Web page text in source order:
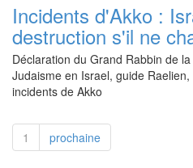
Incidents d'Akko :
destruction s'il ne
Déclaration du Grand Rabbin de
Judaisme en Israel, guide
incidents de Akko
1 prochaine